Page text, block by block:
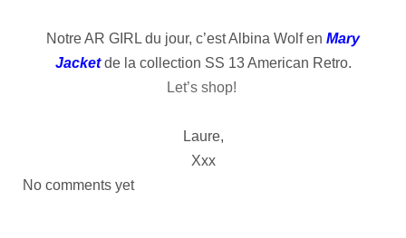
Notre AR GIRL du jour, c’est Albina Wolf en Mary
Jacketde la collection SS 13 American Retro.
Let’s shop!
Laure,
Xxx
No comments yet